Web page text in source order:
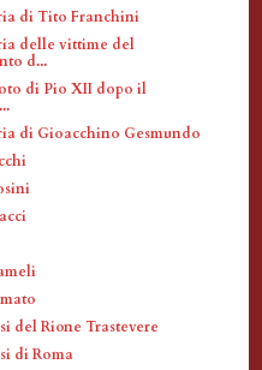
di Tito Franchini
delle vittime del
d...
di Pio XII dopo il
di Gioacchino Gesmundo
del Rione Trastevere
di Roma